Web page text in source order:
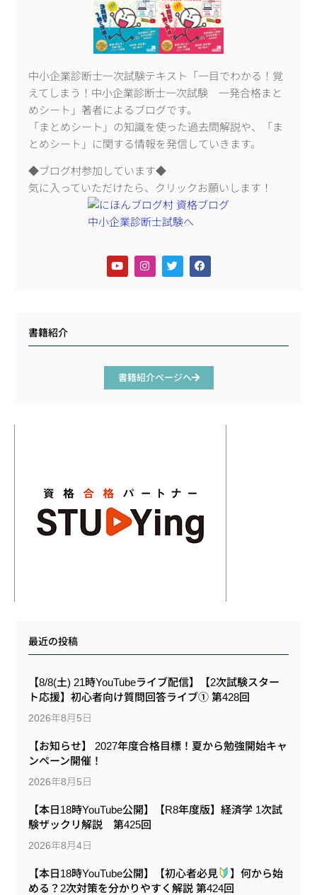
中小企業診断士一次試験テキスト「一目でわかる！覚
えてしまう！中小企業診断士一次試験 一発合格まと
めシート」著者によるブログです。
「まとめシート」の知識を使った過去問解説や、「ま
とめシート」に関する情報を発信していきます。
◆ブログ村参加しています◆
気に入っていただけたら、クリックお願いします！
書籍紹介
書籍紹介ページへ
最近の投稿
【8/8(土) 21時YouTubeライブ配信】【2次試験スター
ト応援】初心者向け質問回答ライブ① 第428回
2026年8月5日
【お知らせ】 2027年度合格目標！夏から勉強開始キャ
ンペーン開催！
2026年8月5日
【本日18時YouTube公開】【R8年度版】経済学 1次試
験ザックリ解説 第425回
2026年8月4日
【本日18時YouTube公開】【初心者必見
】何から始
める？2次対策を分かりやすく解説 第424回